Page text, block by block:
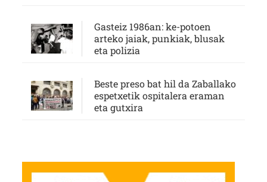
Gasteiz 1986an: ke-potoen
arteko jaiak, punkiak, blusak
eta polizia
Beste preso bat hil da Zaballako
espetxetik ospitalera eraman
eta gutxira